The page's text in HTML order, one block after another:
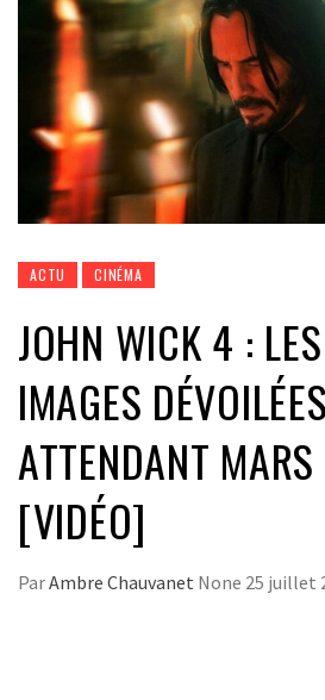
ACTU CINÉMA
JOHN WICK 4 :
IMAGES
ATTENDANT
[VIDÉO]
ParAmbre Chauvanet None 25 juillet